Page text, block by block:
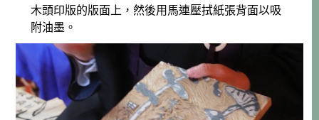
木頭印版的版面上，然後用馬連壓拭紙張背面以吸
附油墨。